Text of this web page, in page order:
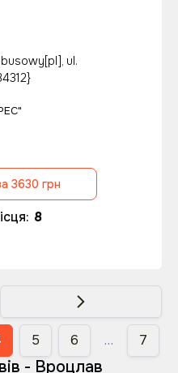
ul.
3630 грн
8
5 6 … 7
- Вроцлав